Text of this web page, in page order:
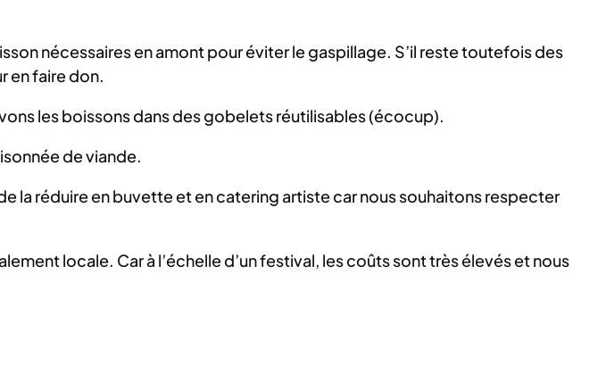
nécessaires en amont pour éviter le gaspillage. S’il reste toutefois des
en faire don.
les boissons dans des gobelets réutilisables (écocup).
de viande.
la réduire en buvette et en catering artiste car nous souhaitons respecter
locale. Car à l’échelle d’un festival, les coûts sont très élevés et nous